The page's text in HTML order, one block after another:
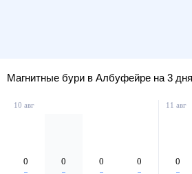
Магнитные бури в Албуфейре на 3 дня
10 авг
0 0 0 0
11 авг
0